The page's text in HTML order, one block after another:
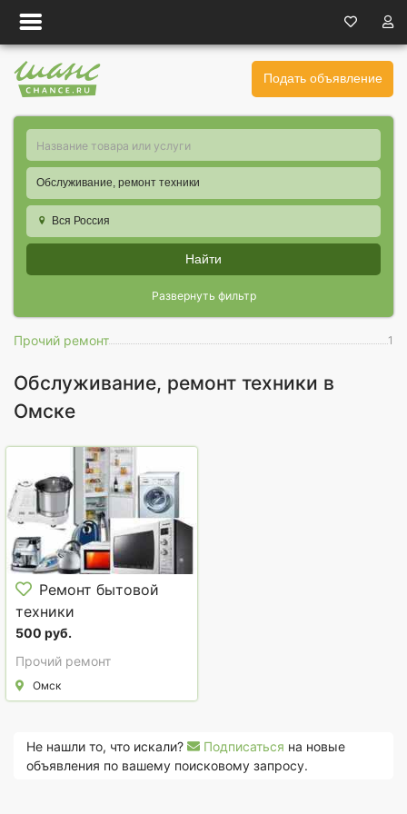
Подать объявление
Обслуживание, ремонт техники
Вся Россия
Найти
Развернуть фильтр
Прочий ремонт 1
Обслуживание, ремонт техники в
Омске
Ремонт бытовой
техники
500 руб.
Прочий ремонт
Омск
Не нашли то, что искали? Подписаться на новые
объявления по вашему поисковому запросу.